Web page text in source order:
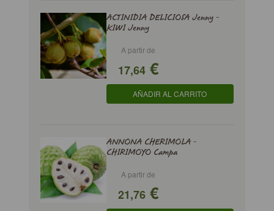
ACTINIDIA DELICIOSA Jenny -
KIWI Jenny
A partir de
17,64€
AÑADIR AL CARRITO
ANNONA CHERIMOLA -
CHIRIMOYO Campa
A partir de
21,76€